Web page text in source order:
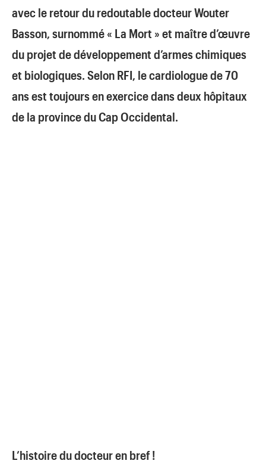
avec le retour du redoutable docteur Wouter
Basson, surnommé « La Mort » et maître d’œuvre
du projet de développement d’armes chimiques
et biologiques. Selon RFI, le cardiologue de 70
ans est toujours en exercice dans deux hôpitaux
de la province du Cap Occidental.
L’histoire du docteur en bref !